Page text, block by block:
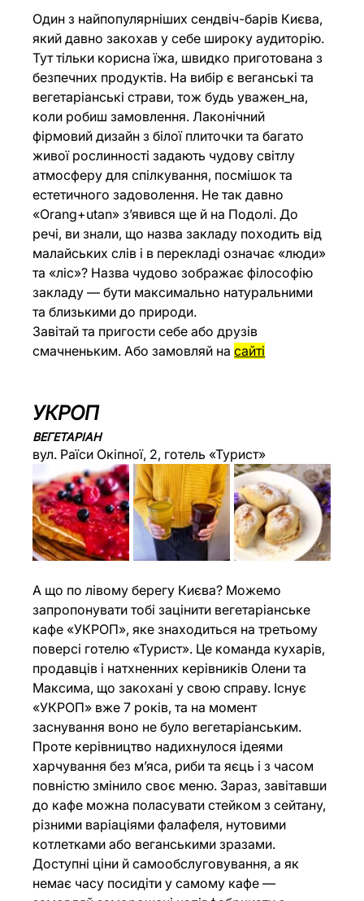
Один з найпопулярніших сендвіч-барів Києва,
який давно закохав у себе широку аудиторію.
Тут тільки корисна їжа, швидко приготована з
безпечних продуктів. На вибір є веганські та
вегетаріанські страви, тож будь уважен_на,
коли робиш замовлення. Лаконічний
фірмовий дизайн з білої плиточки та багато
живої рослинності задають чудову світлу
атмосферу для спілкування, посмішок та
естетичного задоволення. Не так давно
«Orang+utan» з’явився ще й на Подолі. До
речі, ви знали, що назва закладу походить від
малайських слів і в перекладі означає «люди»
та «ліс»? Назва чудово зображає філософію
закладу — бути максимально натуральними
та близькими до природи.
Завітай та пригости себе або друзів
смачненьким. Або замовляй на сайті
УКРОП
ВЕГЕТАРІАН
вул. Раїси Окіпної, 2, готель «Турист»
А що по лівому берегу Києва? Можемо
запропонувати тобі зацінити вегетаріанське
кафе «УКРОП», яке знаходиться на третьому
поверсі готелю «Турист». Це команда кухарів,
продавців і натхненних керівників Олени та
Максима, що закохані у свою справу. Існує
«УКРОП» вже 7 років, та на момент
заснування воно не було вегетаріанським.
Проте керівництво надихнулося ідеями
харчування без м’яса, риби та яєць і з часом
повністю змінило своє меню. Зараз, завітавши
до кафе можна поласувати стейком з сейтану,
різними варіаціями фалафеля, нутовими
котлетками або веганськими зразами.
Доступні ціни й самообслуговування, а як
немає часу посидіти у самому кафе —